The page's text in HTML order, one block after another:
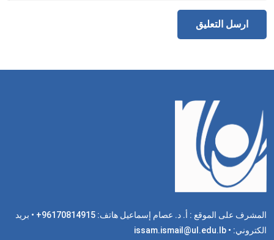
المشرف على الموقع : أ. د. عصام إسماعيل هاتف: 96170814915+ • بريد
الكتروني: issam.ismail@ul.edu.lb •